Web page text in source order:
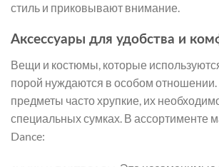
стиль и приковывают внимание.
Аксессуары для удобства и
Вещи и костюмы, которые
порой нуждаются в особом
предметы часто хрупкие, их
специальных сумках. В ассортименте
Dance: